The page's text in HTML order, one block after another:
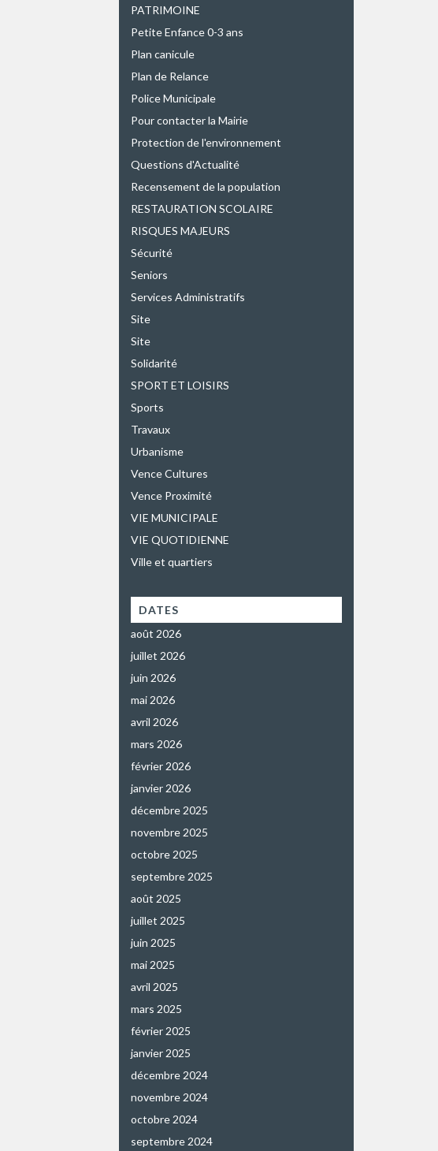
PATRIMOINE
Petite Enfance 0-3 ans
Plan canicule
Plan de Relance
Police Municipale
Pour contacter la Mairie
Protection de l'environnement
Questions d'Actualité
Recensement de la population
RESTAURATION SCOLAIRE
RISQUES MAJEURS
Sécurité
Seniors
Services Administratifs
Site
Site
Solidarité
SPORT ET LOISIRS
Sports
Travaux
Urbanisme
Vence Cultures
Vence Proximité
VIE MUNICIPALE
VIE QUOTIDIENNE
Ville et quartiers
DATES
août 2026
juillet 2026
juin 2026
mai 2026
avril 2026
mars 2026
février 2026
janvier 2026
décembre 2025
novembre 2025
octobre 2025
septembre 2025
août 2025
juillet 2025
juin 2025
mai 2025
avril 2025
mars 2025
février 2025
janvier 2025
décembre 2024
novembre 2024
octobre 2024
septembre 2024